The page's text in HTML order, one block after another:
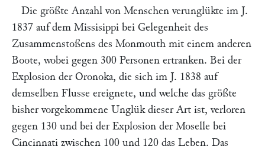
Die größte Anzahl von Menschen verunglükte im J.
1837 auf dem Missisippi bei Gelegenheit des
Zusammenstoßens des Monmouth mit einem anderen
Boote, wobei gegen 300 Personen ertranken. Bei der
Explosion der Oronoka, die sich im J. 1838 auf
demselben Flusse ereignete, und welche das größte
bisher vorgekommene Unglük dieser Art ist, verloren
gegen 130 und bei der Explosion der Moselle bei
Cincinnati zwischen 100 und 120 das Leben. Das